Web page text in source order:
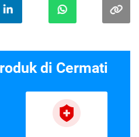
di Cermati